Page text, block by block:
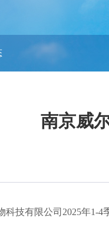
南京威
科技有限公司2025年1-4